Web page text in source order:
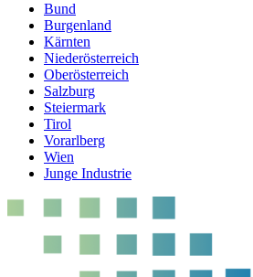
Bund
Burgenland
Kärnten
Niederösterreich
Oberösterreich
Salzburg
Steiermark
Tirol
Vorarlberg
Wien
Junge Industrie